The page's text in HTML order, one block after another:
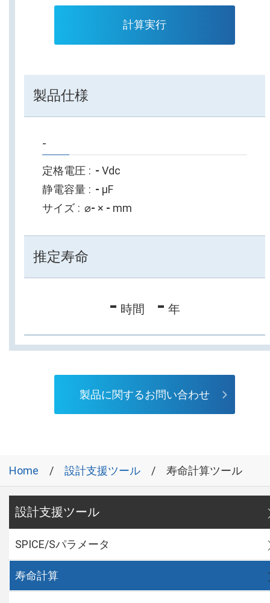
計算実行
製品仕様
-
定格電圧 - Vdc
静電容量
- µF
サイズ
⌀- × - mm
推定寿命
- 時間 - 年
製品に関するお問い合わせ
Home 設計支援ツール 寿命計算ツール
設計支援ツール
SPICE/Sパラメータ
寿命計算